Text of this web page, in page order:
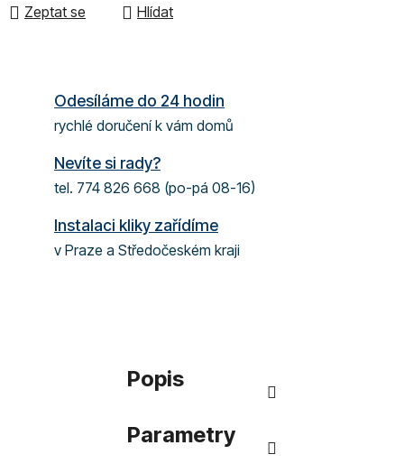
Zeptat se Hlídat
Odesíláme do 24 hodin
rychlé doručení k vám domů
Nevíte si rady?
tel. 774 826 668 (po-pá 08-16)
Instalaci kliky zařídíme
v Praze a Středočeském kraji
Popis
Parametry